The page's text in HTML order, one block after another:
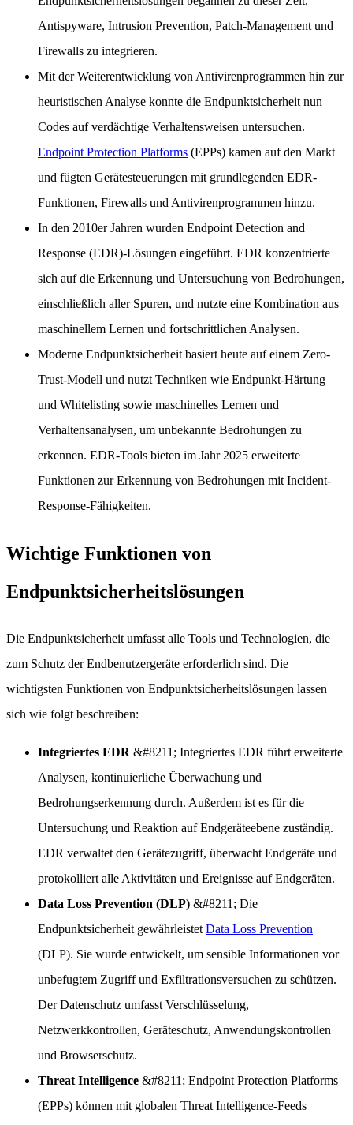
Antispyware, Intrusion Prevention, Patch-Management und
Firewalls zu integrieren.
Mit der Weiterentwicklung von Antivirenprogrammen hin zur
heuristischen Analyse konnte die Endpunktsicherheit nun
Codes auf verdächtige Verhaltensweisen untersuchen.
Endpoint Protection Platforms (EPPs) kamen auf den Markt
und fügten Gerätesteuerungen mit grundlegenden EDR-
Funktionen, Firewalls und Antivirenprogrammen hinzu.
In den 2010er Jahren wurden Endpoint Detection and
Response (EDR)-Lösungen eingeführt. EDR konzentrierte
sich auf die Erkennung und Untersuchung von Bedrohungen,
einschließlich aller Spuren, und nutzte eine Kombination aus
maschinellem Lernen und fortschrittlichen Analysen.
Moderne Endpunktsicherheit basiert heute auf einem Zero-
Trust-Modell und nutzt Techniken wie Endpunkt-Härtung
und Whitelisting sowie maschinelles Lernen und
Verhaltensanalysen, um unbekannte Bedrohungen zu
erkennen. EDR-Tools bieten im Jahr 2025 erweiterte
Funktionen zur Erkennung von Bedrohungen mit Incident-
Response-Fähigkeiten.
Wichtige Funktionen von
Endpunktsicherheitslösungen
Die Endpunktsicherheit umfasst alle Tools und Technologien, die
zum Schutz der Endbenutzergeräte erforderlich sind. Die
wichtigsten Funktionen von Endpunktsicherheitslösungen lassen
sich wie folgt beschreiben:
Integriertes EDR &#8211; Integriertes EDR führt erweiterte
Analysen, kontinuierliche Überwachung und
Bedrohungserkennung durch. Außerdem ist es für die
Untersuchung und Reaktion auf Endgeräteebene zuständig.
EDR verwaltet den Gerätezugriff, überwacht Endgeräte und
protokolliert alle Aktivitäten und Ereignisse auf Endgeräten.
Data Loss Prevention (DLP) &#8211; Die
Endpunktsicherheit gewährleistet Data Loss Prevention
(DLP). Sie wurde entwickelt, um sensible Informationen vor
unbefugtem Zugriff und Exfiltrationsversuchen zu schützen.
Der Datenschutz umfasst Verschlüsselung,
Netzwerkkontrollen, Geräteschutz, Anwendungskontrollen
und Browserschutz.
Threat Intelligence &#8211; Endpoint Protection Platforms
(EPPs) können mit globalen Threat Intelligence-Feeds